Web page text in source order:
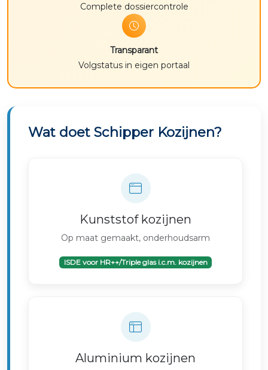
Complete dossiercontrole
Transparant
Volgstatus in eigen portaal
Wat doet Schipper Kozijnen?
Kunststof kozijnen
Op maat gemaakt, onderhoudsarm
ISDE voor HR++/Triple glas i.c.m. kozijnen
Aluminium kozijnen